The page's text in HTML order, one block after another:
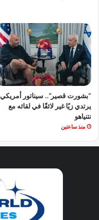
“بشورت قصير”.. سيناتور أمريكي
يرتدي زيًا غير لائقًا في لقائه مع
نتنياهو
منذ ساعتين